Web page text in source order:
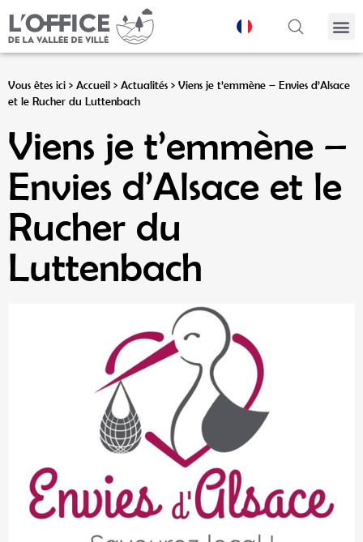
Vous êtes ici > Accueil > Actualités > Viens je t’emmène – Envies d’Alsace
et le Rucher du Luttenbach
Viens je t’emmène –
Envies d’Alsace et le
Rucher du
Luttenbach
Panneau de gestion des cookies